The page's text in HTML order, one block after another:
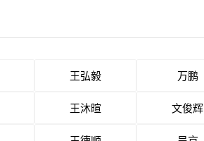
王弘毅 万鹏
王沐暄 文俊辉